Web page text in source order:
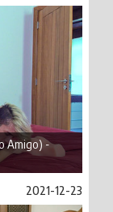
Amigo) -
2021-12-23